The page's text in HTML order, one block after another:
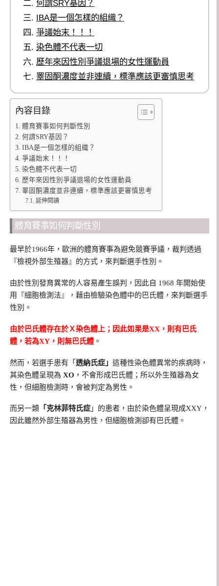
何謂SRY基因？
IBA是一個怎樣的組織？
爭議始末！！！
染色體不代表一切
歷年來因性別爭議退場的女性運動員
睪固酮濃度並非連續，標準應該更審慎思考
內容目錄
體育賽事如何判斷性別
何謂SRY基因？
IBA是一個怎樣的組織？
爭議始末！！！
染色體不代表一切
歷年來因性別爭議退場的女性運動員
睪固酮濃度並非連續，標準應該更審慎思考
延伸閱讀
體育賽事如何判斷性別
最早於1966年，歐洲的體育賽事為避免競賽爭議，裁判透過
『檢視外部生殖器』的方式，來判斷選手性別。
由於性別發育異常的人容易產生誤判，因此自 1968 年開始使
用『細胞檢測法』，藉由檢驗染色體中的巴氏體，來判斷選手
性別。
由於巴氏體存在於Ｘ染色體上；因此如果是XX，則有巴氏
體，若為XY，則無巴氏體 。
然而，若選手患有「 透納氏症」 這種性染色體異常的疾病時，
其染色體呈現為 XO ，不會形成巴氏體；所以外生殖器為女
性，但細胞檢測時，會被判定為男性。
而另一類 「克林菲特氏症 」的患者，由於染色體呈現成XXY，
因此雖然外部生殖器為男性，但細胞檢測卻有巴氏體。